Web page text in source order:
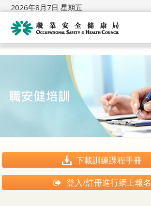
2026年8月7日 星期五
下載訓練課程手冊
登入/註冊進行網上報名